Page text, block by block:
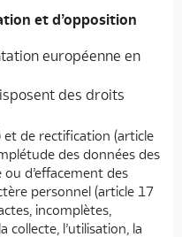
et d’opposition
européenne en
des droits
et de rectification (article
des données des
d’effacement des
personnel (article 17
incomplètes,
collecte, l’utilisation, la